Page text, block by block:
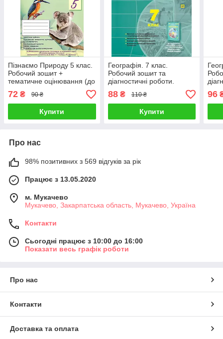
Пізнаємо Природу 5 клас.
Робочий зошит +
тематичне оцінювання (до
підручника Біда Д. Д., Т.Г.
Гільберг)
72 ₴ 90 ₴
Купити
Географія. 7 клас.
Робочий зошит та
діагностичні роботи.
Гільберг Т.
88₴ 110 ₴
Купити
96
Про нас
98% позитивних з 569 відгуків за рік
Працює з 13.05.2020
м. Мукачево
Мукачево, Закарпатська область, Мукачево, Україна
Контакти
Сьогодні працює з 10:00 до 16:00
Показати весь графік роботи
Про нас
Контакти
Доставка та оплата